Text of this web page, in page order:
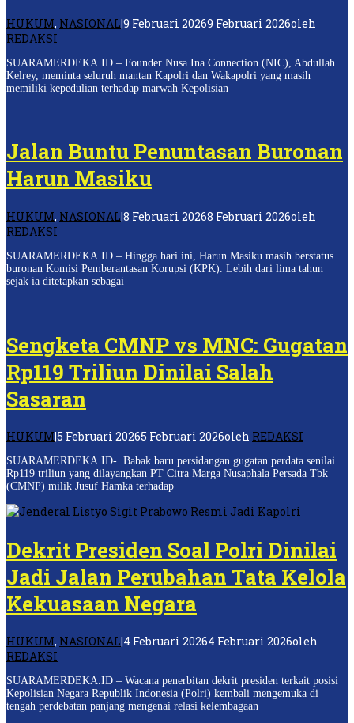
HUKUM, NASIONAL|9 Februari 20269 Februari 2026oleh
REDAKSI
SUARAMERDEKA.ID – Founder Nusa Ina Connection (NIC), Abdullah
Kelrey, meminta seluruh mantan Kapolri dan Wakapolri yang masih
memiliki kepedulian terhadap marwah Kepolisian
Jalan Buntu Penuntasan Buronan
Harun Masiku
HUKUM, NASIONAL|8 Februari 20268 Februari 2026oleh
REDAKSI
SUARAMERDEKA.ID – Hingga hari ini, Harun Masiku masih berstatus
buronan Komisi Pemberantasan Korupsi (KPK). Lebih dari lima tahun
sejak ia ditetapkan sebagai
Sengketa CMNP vs MNC: Gugatan
Rp119 Triliun Dinilai Salah
Sasaran
HUKUM|5 Februari 20265 Februari 2026oleh REDAKSI
SUARAMERDEKA.ID- Babak baru persidangan gugatan perdata senilai
Rp119 triliun yang dilayangkan PT Citra Marga Nusaphala Persada Tbk
(CMNP) milik Jusuf Hamka terhadap
Dekrit Presiden Soal Polri Dinilai
Jadi Jalan Perubahan Tata Kelola
Kekuasaan Negara
HUKUM, NASIONAL|4 Februari 20264 Februari 2026oleh
REDAKSI
SUARAMERDEKA.ID – Wacana penerbitan dekrit presiden terkait posisi
Kepolisian Negara Republik Indonesia (Polri) kembali mengemuka di
tengah perdebatan panjang mengenai relasi kelembagaan